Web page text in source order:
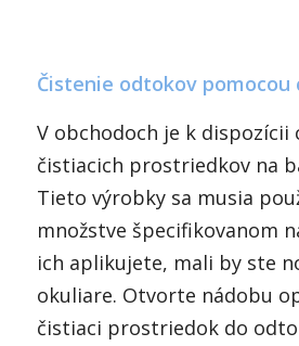
Čistenie odtokov pomocou
V obchodoch je k dispozícii
čistiacich prostriedkov na
Tieto výrobky sa musia
množstve špecifikovanom
ich aplikujete, mali by ste
okuliare. Otvorte nádobu
čistiaci prostriedok do